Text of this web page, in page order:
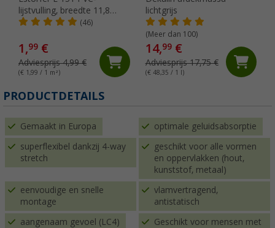
lijstvulling, breedte 11,8
mm, per meter, wit
(46)
1,99 €
Adviesprijs 4,99 €
(€ 1,99 / 1 m²)
lichtgrijs
(Meer dan 100)
14,99€
Adviesprijs 17,75 €
(€ 48,35 / 1 l)
PRODUCTDETAILS
Gemaakt in Europa optimale geluidsabsorptie
superflexibel dankzij 4-way
stretch
geschikt voor alle vormen
en oppervlakken (hout,
kunststof, metaal)
eenvoudige en snelle
montage
vlamvertragend,
antistatisch
aangenaam gevoel (LC4)
Geschikt voor mensen met